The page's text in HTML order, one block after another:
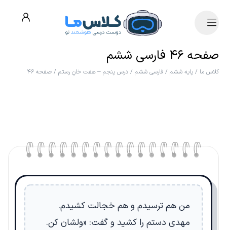
صفحه ۴۶ فارسی ششم
کلاس ما / پایه ششم / فارسی ششم / درس پنجم – هفت خانِ رستم / صفحه ۴۶
من هم ترسیدم و هم خجالت کشیدم.
مهدی دستم را کشید و گفت: «ولشان کن.